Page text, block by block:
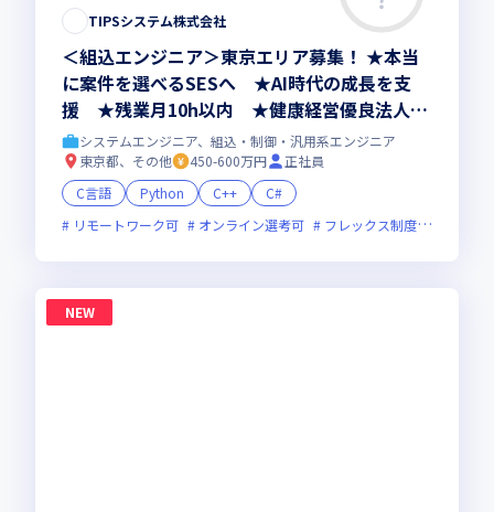
TIPSシステム株式会社
＜組込エンジニア＞東京エリア募集！ ★本当
に案件を選べるSESへ ★AI時代の成長を支
援 ★残業月10h以内 ★健康経営優良法人20
26認定
システムエンジニア、組込・制御・汎用系エンジニア
東京都、その他
450-600万円
正社員
C言語
Python C++
C#
リモートワーク可
オンライン選考可 フレックス制度あり
NEW